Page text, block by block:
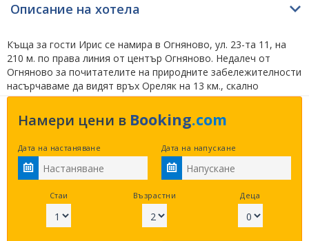
Описание на хотела
Къща за гости Ирис се намира в Огняново, ул. 23-та 11, на
210 м. по права линия от център Огняново. Недалеч от
Огняново за почитателите на природните забележителности
насърчаваме да видят връх Ореляк на 13 км., скално
образувание Сватбата на 18.8 км. и пещерата Дяволското
гърло на 49.1 км. по въздух в права линия. На любителите на
културата препоръчваме да видят местност Рупите на 46.9
31.5 км. и археологическа площадка Безименният град на 30.7
км. по въздух.Нашите потребители харесват
изброените недалечни алтернативи –Семеен хотел
Градина - Огняново
на 410 м.,Хотел Valentina Castle -
Благоевград
на 650 м. по въздух.
Намери цени в Booking.com
Дата на настаняване Дата на напускане
Стаи Възрастни Деца